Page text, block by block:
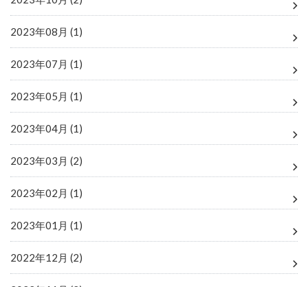
2023年08月 (1)
2023年07月 (1)
2023年05月 (1)
2023年04月 (1)
2023年03月 (2)
2023年02月 (1)
2023年01月 (1)
2022年12月 (2)